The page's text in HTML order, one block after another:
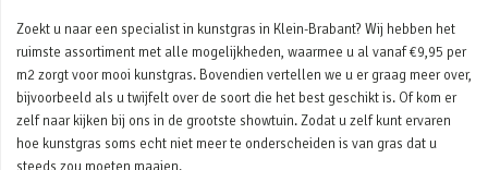
Zoekt u naar een specialist in kunstgras in Klein-Brabant? Wij hebben het
ruimste assortiment met alle mogelijkheden, waarmee u al vanaf €9,95 per
m2 zorgt voor mooi kunstgras. Bovendien vertellen we u er graag meer over,
bijvoorbeeld als u twijfelt over de soort die het best geschikt is. Of kom er
zelf naar kijken bij ons in de grootste showtuin. Zodat u zelf kunt ervaren
hoe kunstgras soms echt niet meer te onderscheiden is van gras dat u